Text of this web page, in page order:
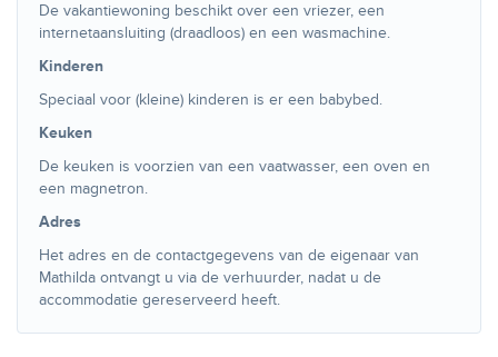
De vakantiewoning beschikt over een vriezer, een
internetaansluiting (draadloos) en een wasmachine.
Kinderen
Speciaal voor (kleine) kinderen is er een babybed.
Keuken
De keuken is voorzien van een vaatwasser, een oven en
een magnetron.
Adres
Het adres en de contactgegevens van de eigenaar van
Mathilda ontvangt u via de verhuurder, nadat u de
accommodatie gereserveerd heeft.